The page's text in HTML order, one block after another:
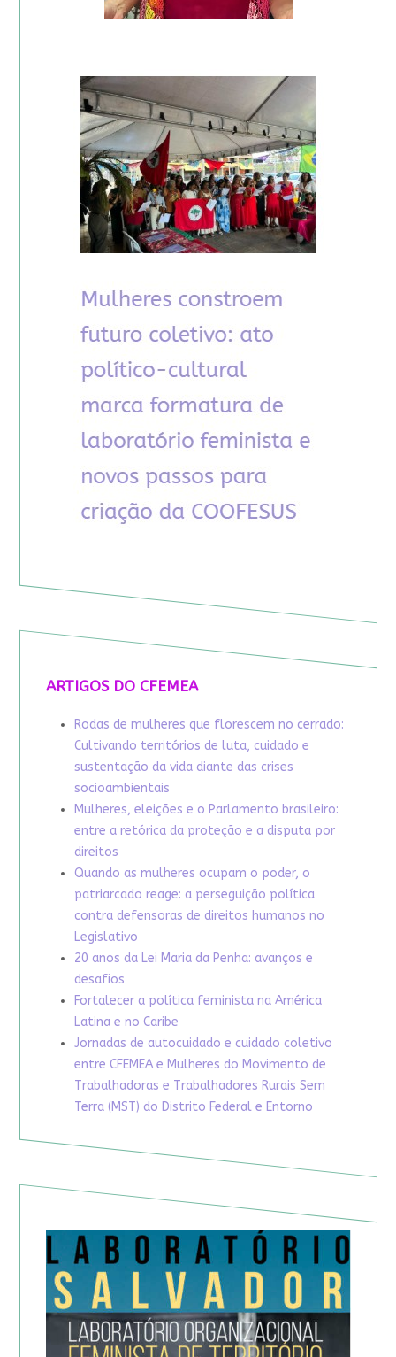
ARTIGOS DO CFEMEA
Rodas de mulheres que florescem no cerrado:
Cultivando territórios de luta, cuidado e
sustentação da vida diante das crises
socioambientais
Mulheres, eleições e o Parlamento brasileiro:
entre a retórica da proteção e a disputa por
direitos
Quando as mulheres ocupam o poder, o
patriarcado reage: a perseguição política
contra defensoras de direitos humanos no
Legislativo
20 anos da Lei Maria da Penha: avanços e
desafios
Fortalecer a política feminista na América
Latina e no Caribe
Jornadas de autocuidado e cuidado coletivo
entre CFEMEA e Mulheres do Movimento de
Trabalhadoras e Trabalhadores Rurais Sem
Terra (MST) do Distrito Federal e Entorno